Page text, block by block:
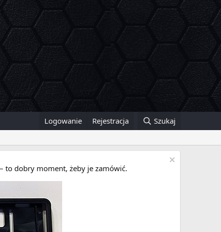
Logowanie Rejestracja Szukaj
to dobry moment, żeby je zamówić.